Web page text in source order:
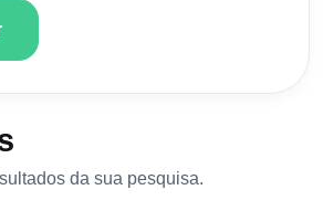
da sua pesquisa.